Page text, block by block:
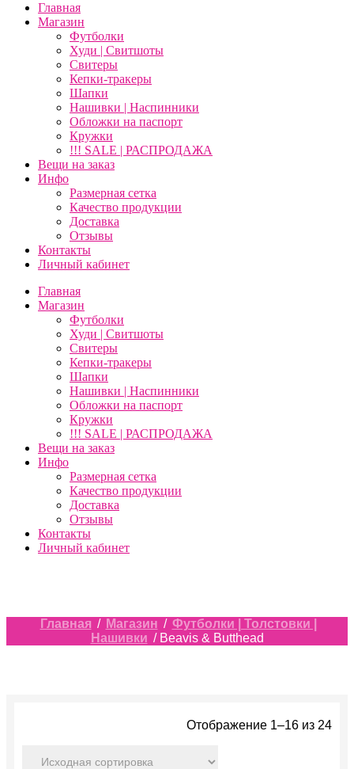
Главная
Магазин
Футболки
Худи | Свитшоты
Свитеры
Кепки-тракеры
Шапки
Нашивки | Наспинники
Обложки на паспорт
Кружки
!!! SALE | РАСПРОДАЖА
Вещи на заказ
Инфо
Размерная сетка
Качество продукции
Доставка
Отзывы
Контакты
Личный кабинет
Главная
Магазин
Футболки
Худи | Свитшоты
Свитеры
Кепки-тракеры
Шапки
Нашивки | Наспинники
Обложки на паспорт
Кружки
!!! SALE | РАСПРОДАЖА
Вещи на заказ
Инфо
Размерная сетка
Качество продукции
Доставка
Отзывы
Контакты
Личный кабинет
Главная / Магазин / Футболки | Толстовки |
Нашивки / Beavis & Butthead
Отображение 1–16 из 24